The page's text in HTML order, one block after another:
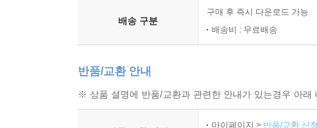
배송 구분
구매 후 즉시 다운로드 가능
배송비 : 무료배송
반품/교환 안내
※ 상품 설명에 반품/교환과 관련한 안내가 있는경우 아
마이페이지 > 반품/교환 신